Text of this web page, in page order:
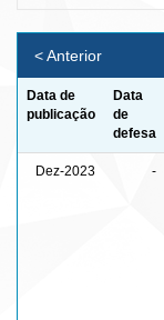
< Anterior
Data de
publicação
Data
de
defesa
Dez-2023 -